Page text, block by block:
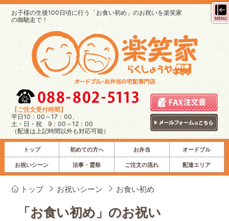
お子様の生後100日頃に行う「お食い初め」のお祝いを楽笑家
の御馳走で！
【ご注文受付時間】
平日10：00～17：00、
土・日・祝 9：00～12：00
（配達は上記時間以外も対応可能）
MENU
トップ 初めての方へ お弁当 オードブル
お祝いシーン 法事・霊祭 ご注文の流れ 配達エリア
トップ お祝いシーン お食い初め
「お食い初め」のお祝い